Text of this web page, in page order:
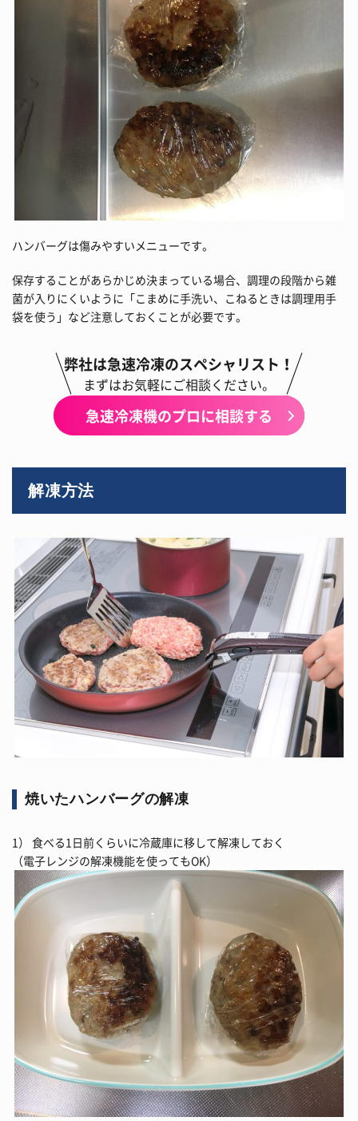
ハンバーグは傷みやすいメニューです。
保存することがあらかじめ決まっている場合、調理の段階から雑
菌が入りにくいように「こまめに手洗い、こねるときは調理用手
袋を使う」など注意しておくことが必要です。
弊社は急速冷凍のスペシャリスト！
まずはお気軽にご相談ください。
急速冷凍機のプロに相談する
解凍方法
焼いたハンバーグの解凍
1） 食べる1日前くらいに冷蔵庫に移して解凍しておく
（電子レンジの解凍機能を使ってもOK）